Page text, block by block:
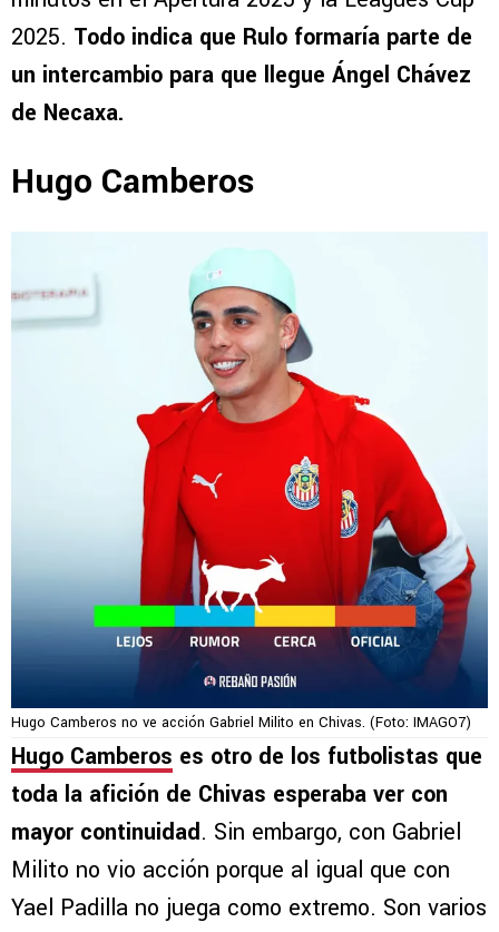
2025. Todo indica que Rulo formaría parte de
un intercambio para que llegue Ángel Chávez
de Necaxa.
Hugo Camberos
Hugo Camberos no ve acción Gabriel Milito en Chivas. (Foto: IMAGO7)
Hugo Camberos es otro de los futbolistas que
toda la afición de Chivas esperaba ver con
mayor continuidad. Sin embargo, con Gabriel
Milito no vio acción porque al igual que con
Yael Padilla no juega como extremo. Son varios